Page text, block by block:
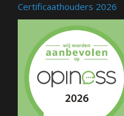
Certificaathouders 2026